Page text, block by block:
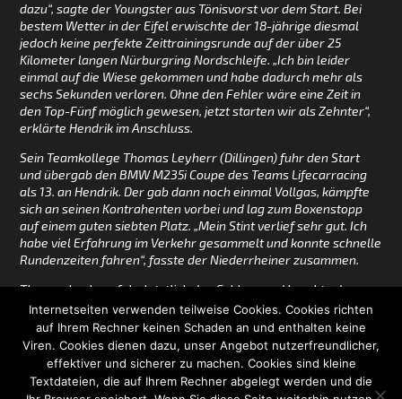
dazu“, sagte der Youngster aus Tönisvorst vor dem Start. Bei
bestem Wetter in der Eifel erwischte der 18-jährige diesmal
jedoch keine perfekte Zeittrainingsrunde auf der über 25
Kilometer langen Nürburgring Nordschleife. „Ich bin leider
einmal auf die Wiese gekommen und habe dadurch mehr als
sechs Sekunden verloren. Ohne den Fehler wäre eine Zeit in
den Top-Fünf möglich gewesen, jetzt starten wir als Zehnter“,
erklärte Hendrik im Anschluss.
Sein Teamkollege Thomas Leyherr (Dillingen) fuhr den Start
und übergab den BMW M235i Coupe des Teams Lifecarracing
als 13. an Hendrik. Der gab dann noch einmal Vollgas, kämpfte
sich an seinen Kontrahenten vorbei und lag zum Boxenstopp
auf einem guten siebten Platz. „Mein Stint verlief sehr gut. Ich
habe viel Erfahrung im Verkehr gesammelt und konnte schnelle
Rundenzeiten fahren“, fasste der Niederrheiner zusammen.
Thomas Leyherr fuhr letztlich den Schluss und brachte den
BMW als Achter ins Ziel. Weiter geht es für das Team schon in
zwei Wochen, dann findet mit dem 49. ADAC Barbarossapreis
der vorletzte Lauf der VLN Langstreckenmeisterschaft statt.
DATENSCHUTZERKLÄRUNG
DISCLAIMER
IMPRESSUM
Internetseiten verwenden teilweise Cookies. Cookies richten
auf Ihrem Rechner keinen Schaden an und enthalten keine
Viren. Cookies dienen dazu, unser Angebot nutzerfreundlicher,
effektiver und sicherer zu machen. Cookies sind kleine
Textdateien, die auf Ihrem Rechner abgelegt werden und die